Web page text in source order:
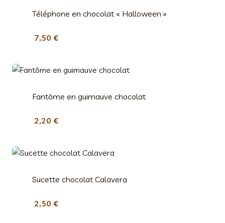
Téléphone en chocolat « Halloween »
7,50 €
Fantôme en guimauve chocolat
2,20 €
Sucette chocolat Calavera
2,50 €